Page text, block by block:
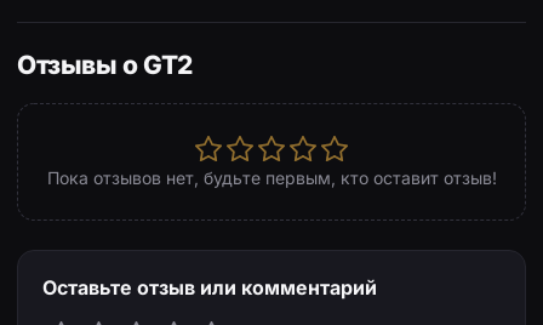
Отзывы о GT2
Пока отзывов нет, будьте первым, кто оставит отзыв!
Оставьте отзыв или комментарий